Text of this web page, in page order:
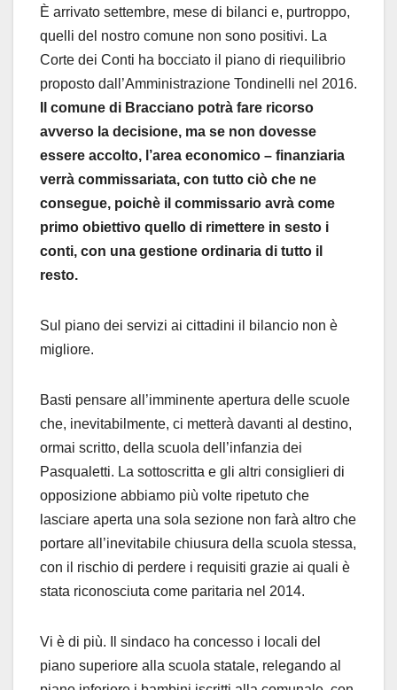
È arrivato settembre, mese di bilanci e, purtroppo,
quelli del nostro comune non sono positivi. La
Corte dei Conti ha bocciato il piano di riequilibrio
proposto dall’Amministrazione Tondinelli nel 2016.
Il comune di Bracciano potrà fare ricorso
avverso la decisione, ma se non dovesse
essere accolto, l’area economico – finanziaria
verrà commissariata, con tutto ciò che ne
consegue, poichè il commissario avrà come
primo obiettivo quello di rimettere in sesto i
conti, con una gestione ordinaria di tutto il
resto.
Sul piano dei servizi ai cittadini il bilancio non è
migliore.
Basti pensare all’imminente apertura delle scuole
che, inevitabilmente, ci metterà davanti al destino,
ormai scritto, della scuola dell’infanzia dei
Pasqualetti. La sottoscritta e gli altri consiglieri di
opposizione abbiamo più volte ripetuto che
lasciare aperta una sola sezione non farà altro che
portare all’inevitabile chiusura della scuola stessa,
con il rischio di perdere i requisiti grazie ai quali è
stata riconosciuta come paritaria nel 2014.
Vi è di più. Il sindaco ha concesso i locali del
piano superiore alla scuola statale, relegando al